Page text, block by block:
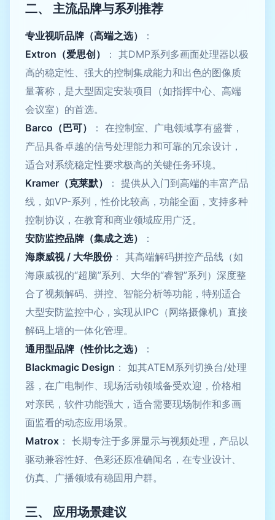
二、 主流品牌与系列推荐
专业视听品牌（高端之选）
：
Extron（爱思创）
： 其DMP系列多画面处理器以极
高的稳定性、强大的控制集成能力和出色的图像质
量著称，是大型固定安装项目（如指挥中心、高端
会议室）的首选。
Barco（巴可）
： 在控制室、广电领域享有盛誉，
产品具备卓越的信号处理能力和可靠的冗余设计，
适合对系统稳定性要求极高的关键任务环境。
Kramer（克莱默）
： 提供从入门到高端的丰富产品
线，如VP-系列，性价比较高，功能全面，支持多种
控制协议，在教育和商业领域应用广泛。
安防监控品牌（集成之选）
：
海康威视 / 大华股份： 其高端解码拼控产品线（如
海康威视的“超脑”系列、大华的“睿智”系列）深度整
合了视频解码、拼控、智能分析等功能，特别适合
大型安防监控中心，实现从IPC（网络摄像机）直接
解码上墙的一体化管理。
通用型品牌（性价比之选）
：
Blackmagic Design ： 如其ATEM系列切换台/处理
器，在广电制作、现场活动领域备受欢迎，价格相
对亲民，软件功能强大，适合需要现场制作和多画
面监看的动态应用场景。
Matrox ： 长期专注于多屏显示与视频处理，产品以
驱动兼容性好、色彩还原准确闻名，在专业设计、
仿真、广播领域有稳固用户群。
三、 应用场景建议